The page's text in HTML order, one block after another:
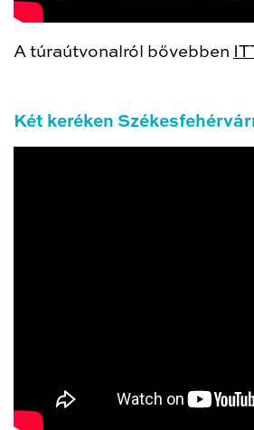
A túraútvonalról bővebben
Két keréken